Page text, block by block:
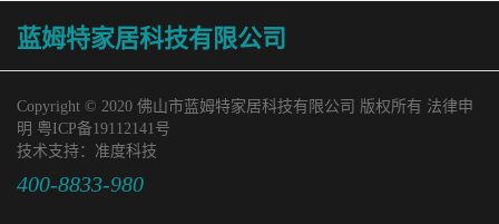
蓝姆特家居科技有限公司
Copyright © 2020 佛山市蓝姆特家居科技有限公司 版权所有 法律申
明 粤ICP备19112141号
技术支持： 准度科技
400-8833-980